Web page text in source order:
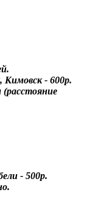
Кимовск - 600р.
(расстояние
- 500р.